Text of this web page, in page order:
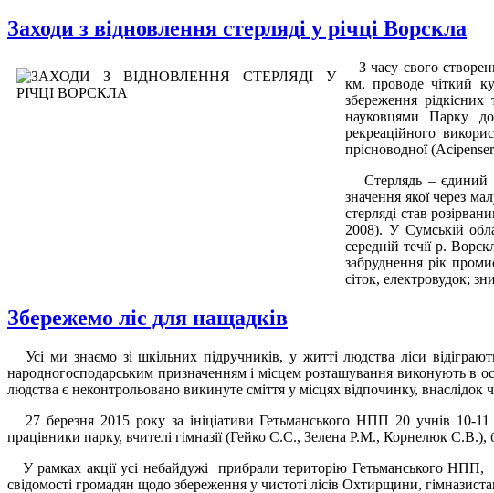
Заходи з відновлення стерляді у річці Ворскла
З часу свого
км, проводе чіткий
збереження
науковцями Парку до
рекреаційного
прісноводної
Стерлядь – єдиний
значення якої через
стерляді став
2008). У Сумській
середній течії р.
забруднення рік
сіток, електровудок;
Збережемо ліс для нащадків
Усі ми знаємо зі шкільних підручників, у житті людства ліси
народногосподарським призначенням і місцем розташування виконують в
людства є неконтрольовано викинуте сміття у місцях відпочинку,
27 березня 2015 року за ініціативи Гетьманського НПП 20 учнів 10-11
працівники парку, вчителі гімназії (Гейко С.С., Зелена Р.М., Корнелюк С.В.),
У рамках акції усі небайдужі прибрали територію Гетьманського НПП,
свідомості громадян щодо збереження у чистоті лісів Охтирщини,